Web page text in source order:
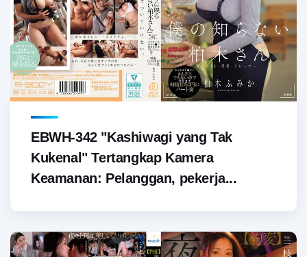
EBWH-342 "Kashiwagi yang Tak
Kukenal" Tertangkap Kamera
Keamanan: Pelanggan, pekerja...